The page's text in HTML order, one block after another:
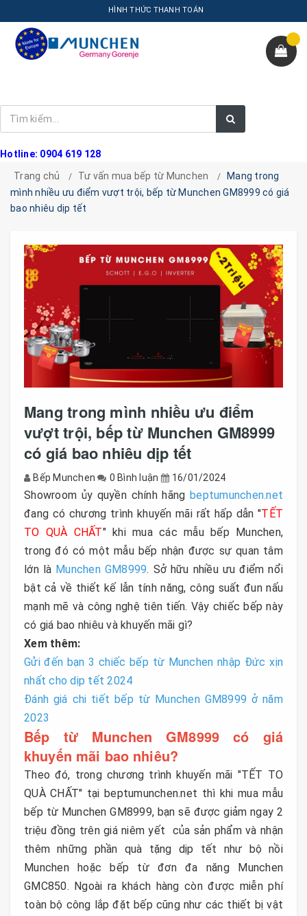
HÌNH THỨC THANH TOÁN
Hotline: 0904 619 128
Trang chủ
Tư vấn mua bếp từ Munchen
Mang trong
mình nhiều ưu điểm vượt trội, bếp từ Munchen GM8999 có giá
bao nhiêu dịp tết
Mang trong mình nhiều ưu điểm
vượt trội, bếp từ Munchen GM8999
có giá bao nhiêu dịp tết
Bếp Munchen 0 Bình luận 16/01/2024
Showroom ủy quyền chính hãng beptumunchen.net
đang có chương trình khuyến mãi rất hấp dẫn "TẾT
TO QUÀ CHẤT" khi mua các mẫu bếp Munchen,
trong đó có một mẫu bếp nhận được sự quan tâm
lớn là Munchen GM8999. Sở hữu nhiều ưu điểm nổi
bật cả về thiết kế lẫn tính năng, công suất đun nấu
mạnh mẽ và công nghệ tiên tiến. Vậy chiếc bếp này
có giá bao nhiêu và khuyến mãi gì?
Xem thêm:
Gửi đến bạn 3 chiếc bếp từ Munchen nhập Đức xịn
nhất cho dịp tết 2024
Đánh giá chi tiết bếp từ Munchen GM8999 ở năm
2023
Bếp từ Munchen GM8999 có giá
khuyến mãi bao nhiêu?
Theo đó, trong chương trình khuyến mãi "TẾT TO
QUÀ CHẤT" tại beptumunchen.net thì khi mua mẫu
bếp từ Munchen GM8999, bạn sẽ được giảm ngay 2
triệu đồng trên giá niêm yết của sản phẩm và nhận
thêm những phần quà tặng dịp tết như bộ nồi
Munchen hoặc bếp từ đơn đa năng Munchen
GMC850. Ngoài ra khách hàng còn được miễn phí
toàn bộ công lắp đặt bếp cũng như các thiết bị vật